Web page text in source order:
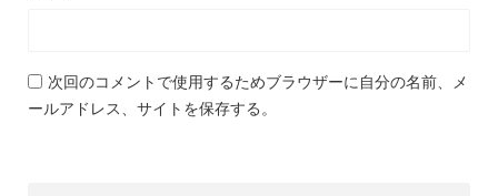
次回のコメントで使用するためブラウザーに自分の名前、メ
ールアドレス、サイトを保存する。